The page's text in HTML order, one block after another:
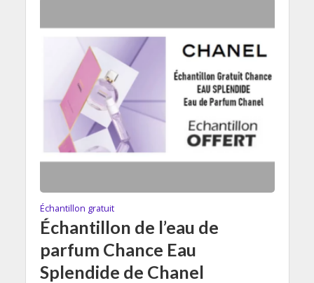
Échantillon gratuit
Échantillon de l’eau de
parfum Chance Eau
Splendide de Chanel